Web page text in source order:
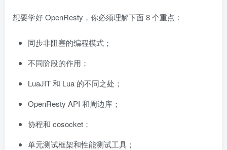
想要学好 OpenResty，你必须理解下面 8 个重点：
同步非阻塞的编程模式；
不同阶段的作用；
LuaJIT 和 Lua 的不同之处；
OpenResty API 和周边库；
协程和 cosocket；
单元测试框架和性能测试工具；